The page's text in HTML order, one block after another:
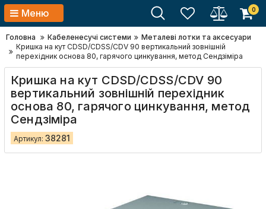
Меню 0
Головна Кабеленесучі системи
Металеві лотки та аксесуари
Кришка на кут CDSD/CDSS/CDV 90 вертикальний зовнішній
перехідник основа 80, гарячого цинкування, метод Сендзіміра
Кришка на кут CDSD/CDSS/CDV 90
вертикальний зовнішній перехідник
основа 80, гарячого цинкування, метод
Сендзіміра
Артикул: 38281